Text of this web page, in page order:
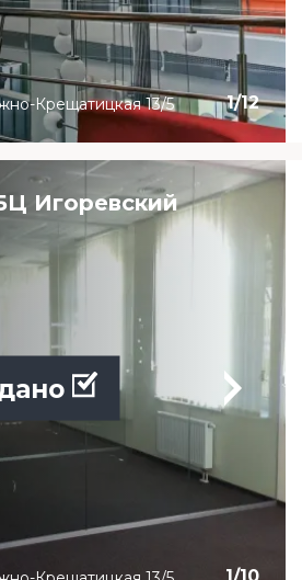
1/12
Крещатицкая 13/5
Игоревский
1/10